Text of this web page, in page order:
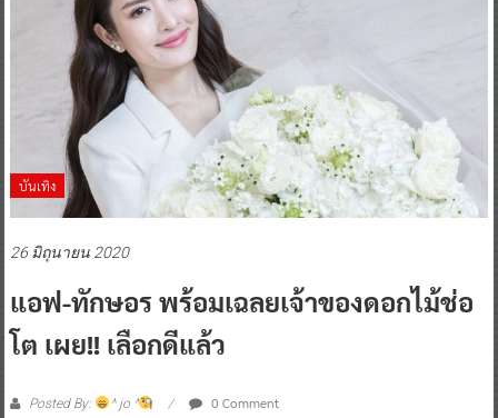
บันเทิง
26 มิถุนายน 2020
แอฟ-ทักษอร พร้อมเฉลยเจ้าของดอกไม้ช่อ
โต เผย!! เลือกดีแล้ว
Posted By: ^ jo ^ 0 Comment